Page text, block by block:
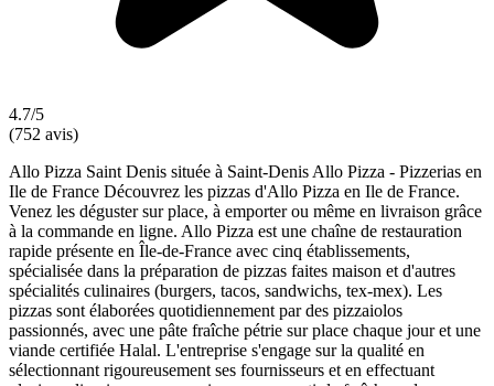
4.7/5
(752 avis)
Allo Pizza Saint Denis située à Saint-Denis Allo Pizza - Pizzerias en
Ile de France Découvrez les pizzas d'Allo Pizza en Ile de France.
Venez les déguster sur place, à emporter ou même en livraison grâce
à la commande en ligne. Allo Pizza est une chaîne de restauration
rapide présente en Île-de-France avec cinq établissements,
spécialisée dans la préparation de pizzas faites maison et d'autres
spécialités culinaires (burgers, tacos, sandwichs, tex-mex). Les
pizzas sont élaborées quotidiennement par des pizzaiolos
passionnés, avec une pâte fraîche pétrie sur place chaque jour et une
viande certifiée Halal. L'entreprise s'engage sur la qualité en
sélectionnant rigoureusement ses fournisseurs et en effectuant